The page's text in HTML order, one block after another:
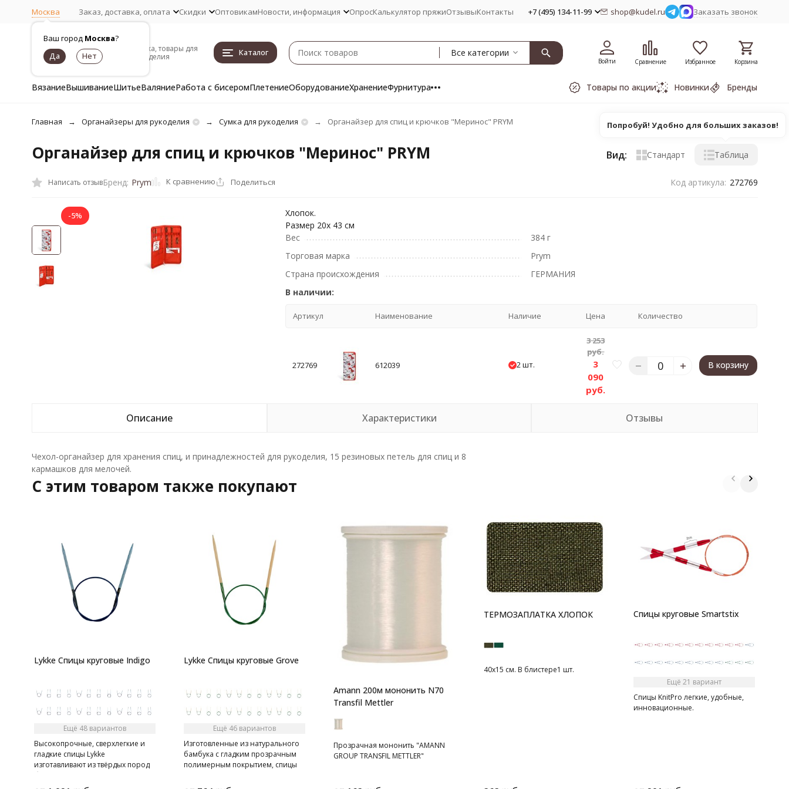
Москва
Ваш город Москва?
Заказ, доставка, оплата Скидки ОптовикамНовости, информация ОпросКалькулятор пряжиОтзывыКонтакты +7 (495) 134-11-99 shop@kudel.ru Заказать звонок
Пряжа, товары для
рукоделия
Каталог Все категории
Войти Сравнение Избранное Корзина
ВязаниеВышиваниеШитьеВаляниеРабота с бисеромПлетениеОборудованиеХранениеФурнитура Товары по акции Новинки Бренды
Главная Органайзеры для рукоделия Сумка для рукоделия Органайзер для спиц и крючков "Меринос" PRYM
Органайзер для спиц и крючков "Меринос" PRYM Вид: Стандарт Таблица
Написать отзывБренд: Prym К сравнению Поделиться Код артикула: 272769
-5%
Хлопок.
Размер 20х 43 см
Вес
384 г
Торговая марка
Prym
Страна происхождения
ГЕРМАНИЯ
В наличии:
Артикул Наименование Наличие Цена Количество
272769 612039 2 шт.
3 253
руб.
3
090
руб.
В корзину
Описание Характеристики Отзывы
Чехол-органайзер для хранения спиц, и принадлежностей для рукоделия, 15 резиновых петель для спиц и 8
кармашков для мелочей.
C этим товаром также покупают
Lykke Спицы круговые Indigo
Ещё 48 вариантов
Высокопрочные, сверхлегкие и
гладкие спицы Lykke
изготавливают из твёрдых пород
березы на 80% вручную. Спицы
имеют в меру острый кончик,
Lykke Спицы круговые Grove
Ещё 46 вариантов
Изготовленные из натурального
бамбука с гладким прозрачным
полимерным покрытием, спицы
оттенком, подчеркивающим
Amann 200м мононить N70
Transfil Mettler
Прозрачная мононить "AMANN
GROUP TRANSFIL METTLER"
ТЕРМОЗАПЛАТКА ХЛОПОК
40х15 см. В блистере1 шт.
Спицы круговые Smartstix
Ещё 21 вариант
Спицы KnitPro легкие, удобные,
инновационные.
Попробуй! Удобно для больших заказов!